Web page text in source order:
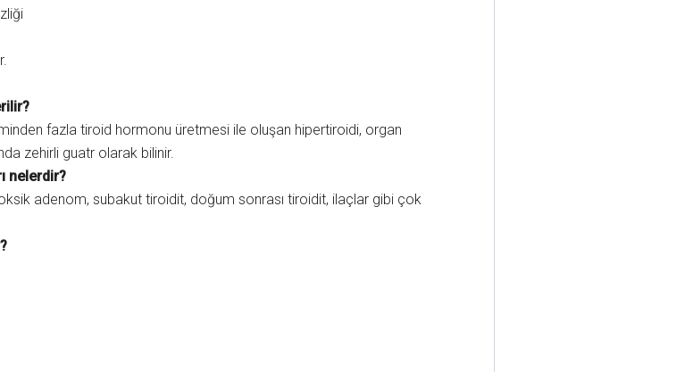
fazla tiroid hormonu üretmesi ile oluşan hipertiroidi, organ
zehirli guatr olarak bilinir.
nelerdir?
adenom, subakut tiroidit, doğum sonrası tiroidit, ilaçlar gibi çok